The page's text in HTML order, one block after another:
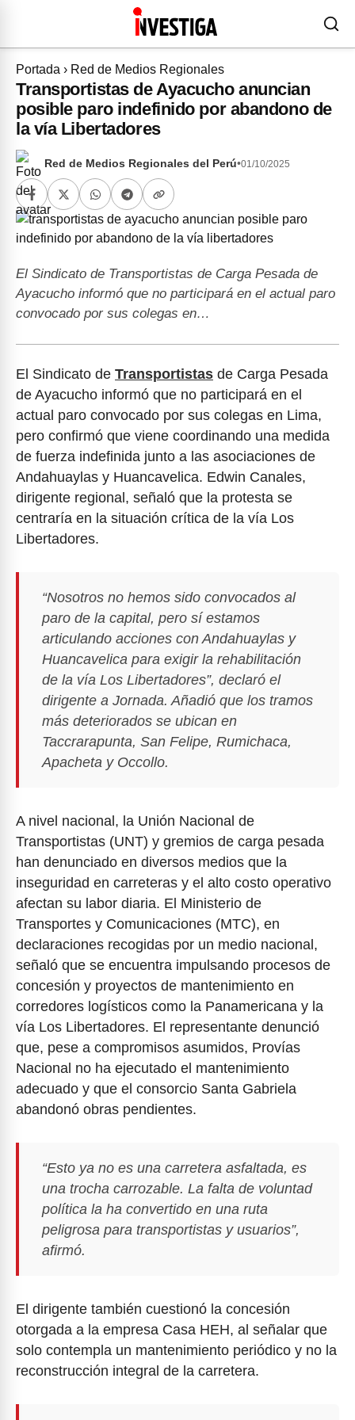
Portada › Red de Medios Regionales
Transportistas de Ayacucho anuncian
posible paro indefinido por abandono de
la vía Libertadores
Red de Medios Regionales del Perú•01/10/2025
El Sindicato de Transportistas de Carga Pesada de
Ayacucho informó que no participará en el actual paro
convocado por sus colegas en…
El Sindicato de Transportistas de Carga Pesada
de Ayacucho informó que no participará en el
actual paro convocado por sus colegas en Lima,
pero confirmó que viene coordinando una medida
de fuerza indefinida junto a las asociaciones de
Andahuaylas y Huancavelica. Edwin Canales,
dirigente regional, señaló que la protesta se
centraría en la situación crítica de la vía Los
Libertadores.
“Nosotros no hemos sido convocados al
paro de la capital, pero sí estamos
articulando acciones con Andahuaylas y
Huancavelica para exigir la rehabilitación
de la vía Los Libertadores”, declaró el
dirigente a Jornada. Añadió que los tramos
más deteriorados se ubican en
Taccrarapunta, San Felipe, Rumichaca,
Apacheta y Occollo.
A nivel nacional, la Unión Nacional de
Transportistas (UNT) y gremios de carga pesada
han denunciado en diversos medios que la
inseguridad en carreteras y el alto costo operativo
afectan su labor diaria. El Ministerio de
Transportes y Comunicaciones (MTC), en
declaraciones recogidas por un medio nacional,
señaló que se encuentra impulsando procesos de
concesión y proyectos de mantenimiento en
corredores logísticos como la Panamericana y la
vía Los Libertadores. El representante denunció
que, pese a compromisos asumidos, Provías
Nacional no ha ejecutado el mantenimiento
adecuado y que el consorcio Santa Gabriela
abandonó obras pendientes.
“Esto ya no es una carretera asfaltada, es
una trocha carrozable. La falta de voluntad
política la ha convertido en una ruta
peligrosa para transportistas y usuarios”,
afirmó.
El dirigente también cuestionó la concesión
otorgada a la empresa Casa HEH, al señalar que
solo contempla un mantenimiento periódico y no la
reconstrucción integral de la carretera.